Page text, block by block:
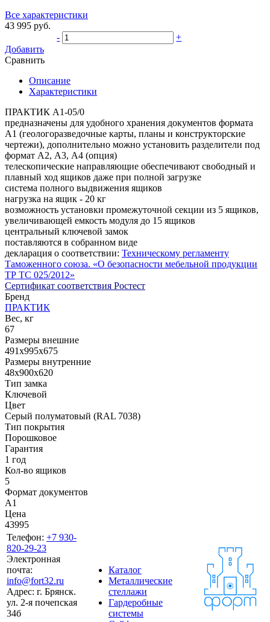
Все характеристики
43 995 руб.
-
+
Добавить
Сравнить
Описание
Характеристики
ПРАКТИК A1-05/0
предназначены для удобного хранения документов формата
А1 (геологоразведочные карты, планы и конструкторские
чертежи), дополнительно можно установить разделители под
формат А2, А3, А4 (опция)
телескопические направляющие обеспечивают свободный и
плавный ход ящиков даже при полной загрузке
система полного выдвижения ящиков
нагрузка на ящик - 20 кг
возможность установки промежуточной секции из 5 ящиков,
увеличивающей емкость модуля до 15 ящиков
центральный ключевой замок
поставляются в собранном виде
декларация о соответствии: Техническому регламенту
Таможенного союза. «О безопасности мебельной продукции
ТР ТС 025/2012»
Сертификат соответствия Ростест
Бренд
ПРАКТИК
Вес, кг
67
Размеры внешние
491x995x675
Размеры внутренние
48x900x620
Тип замка
Ключевой
Цвет
Cерый полуматовый (RAL 7038)
Тип покрытия
Порошковое
Гарантия
1 год
Кол-во ящиков
5
Формат документов
A1
Цена
43995
Телефон: +7 930-
820-29-23
Электронная
почта:
info@fort32.ru
Адрес: г. Брянск.
ул. 2-я почепская
34б
Каталог
Металлические
стеллажи
Гардеробные
системы